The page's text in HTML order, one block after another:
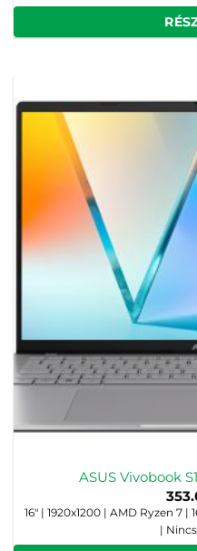
ASUS Vivobook
16" | 1920x1200 | AMD Ryzen 7 |
|